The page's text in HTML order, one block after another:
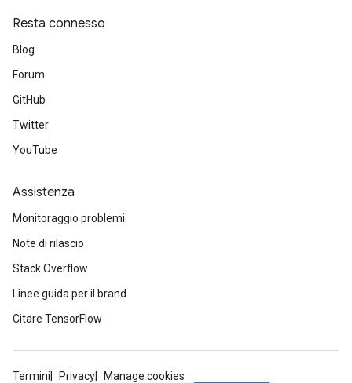
Resta connesso
Blog
Forum
GitHub
Twitter
YouTube
Assistenza
Monitoraggio problemi
Note di rilascio
Stack Overflow
Linee guida per il brand
Citare TensorFlow
Termini Privacy
Manage cookies